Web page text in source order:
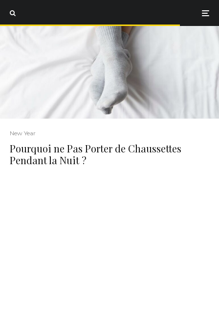
New Year
Pourquoi ne Pas Porter de Chaussettes
Pendant la Nuit ?